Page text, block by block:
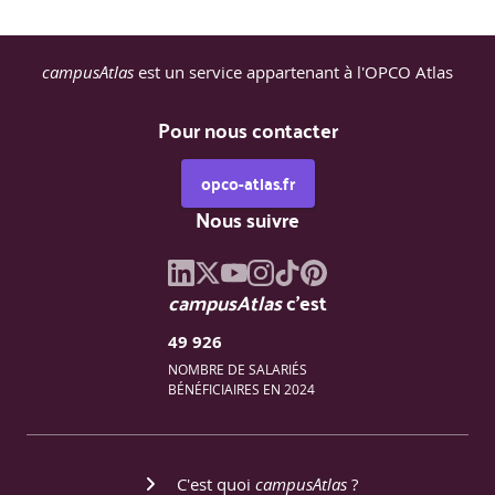
En cas d’échec, un Second passage est possible dans
sans limite de durée.
Un temps de préparation est recommandé entre la
formation et le passage de la certification
campusAtlas est un service appartenant à l'OPCO Atlas
Pour nous contacter
opco-atlas.fr
Nous suivre
campusAtlasc'est
49 926
NOMBRE DE SALARIÉS
BÉNÉFICIAIRES EN 2024
C'est quoi campusAtlas ?